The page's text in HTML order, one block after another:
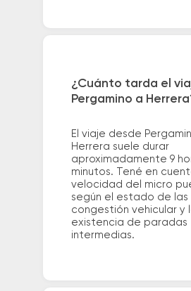
¿Cuánto tarda el
Pergamino a
El viaje desde
Herrera suele durar
aproximadamente 9
minutos. Tené en
velocidad del micro
según el estado de las
congestión vehicular y
existencia de paradas
intermedias.